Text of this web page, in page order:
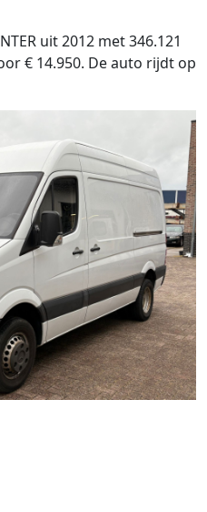
uit 2012 met 346.121
€ 14.950. De auto rijdt op